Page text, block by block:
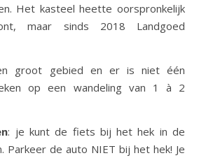
Het kasteel heette oorspronkelijk
maar sinds 2018 Landgoed
groot gebied en er is niet één
op een wandeling van 1 à 2
: je kunt de fiets bij het hek in de
Parkeer de auto NIET bij het hek! Je